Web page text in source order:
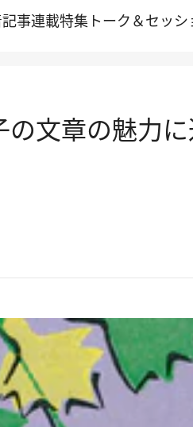
事連載特集 トーク＆セッシ
文章の魅力